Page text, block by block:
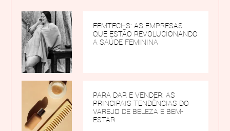
FEMTECHS: AS EMPRESAS
QUE ESTÃO REVOLUCIONANDO
A SAÚDE FEMININA
PARA DAR E VENDER: AS
PRINCIPAIS TENDÊNCIAS DO
VAREJO DE BELEZA E BEM-
ESTAR